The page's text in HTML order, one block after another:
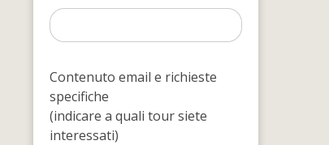
Contenuto email e richieste
specifiche
(indicare a quali tour siete
interessati)